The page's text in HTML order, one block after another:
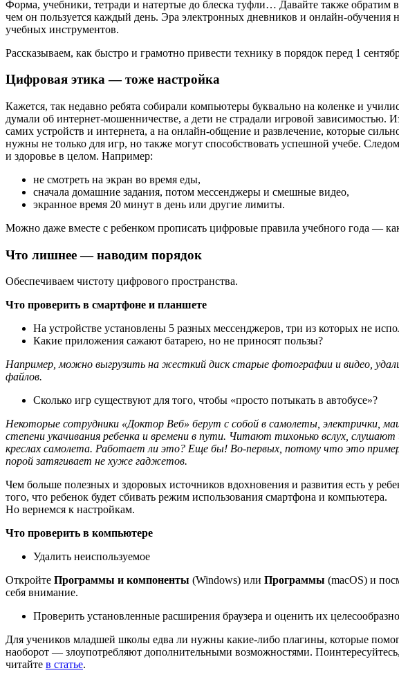
Форма, учебники, тетради и натертые до блеска туфли… Давайте также обратим
чем он пользуется каждый день. Эра электронных дневников и онлайн-
учебных инструментов.
Рассказываем, как быстро и грамотно привести технику в порядок перед 1
Цифровая этика — тоже настройка
Кажется, так недавно ребята собирали компьютеры буквально на коленке и
думали об интернет-мошенничестве, а дети не страдали игровой зависимостью.
самих устройств и интернета, а на онлайн-общение и развлечение, которые
нужны не только для игр, но также могут способствовать успешной учебе.
и здоровье в целом. Например:
не смотреть на экран во время еды,
сначала домашние задания, потом мессенджеры и смешные видео,
экранное время 20 минут в день или другие лимиты.
Можно даже вместе с ребенком прописать цифровые правила учебного года —
Что лишнее — наводим порядок
Обеспечиваем чистоту цифрового пространства.
Что проверить в смартфоне и планшете
На устройстве установлены 5 разных мессенджеров, три из которых не
Какие приложения сажают батарею, но не приносят пользы?
Например, можно выгрузить на жесткий диск старые фотографии и видео,
файлов.
Сколько игр существуют для того, чтобы «просто потыкать в автобусе»?
Некоторые сотрудники «Доктор Веб» берут с собой в самолеты, электрички,
степени укачивания ребенка и времени в пути. Читают тихонько вслух,
креслах самолета. Работает ли это? Еще бы! Во-первых, потому что это
порой затягивает не хуже гаджетов.
Чем больше полезных и здоровых источников вдохновения и развития есть у
того, что ребенок будет сбивать режим использования смартфона и компьютера.
Но вернемся к настройкам.
Что проверить в компьютере
Удалить неиспользуемое
Откройте Программы и компоненты (Windows) или Программы (macOS) и
себя внимание.
Проверить установленные расширения браузера и оценить их
Для учеников младшей школы едва ли нужны какие-либо плагины, которые
наоборот — злоупотребляют дополнительными возможностями.
читайте в статье.